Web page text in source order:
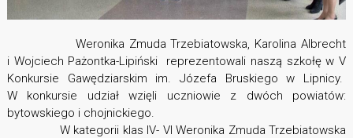
Weronika Zmuda Trzebiatowska, Karolina Albrecht
i Wojciech Pażontka-Lipiński reprezentowali naszą szkołę w V
Konkursie Gawędziarskim im. Józefa Bruskiego w Lipnicy.
W konkursie udział wzięli uczniowie z dwóch powiatów:
bytowskiego i chojnickiego.
W kategorii klas IV- VI Weronika Zmuda Trzebiatowska